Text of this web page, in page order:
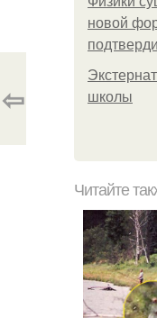
новой
школы
⇦
Читайте